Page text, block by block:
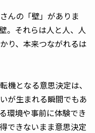
んの「壁」がありま
。それらは人と人、人
り、本来つながれるは
機となる意思決定は、
が生まれる瞬間でもあ
環境や事前に体験でき
できないまま意思決定